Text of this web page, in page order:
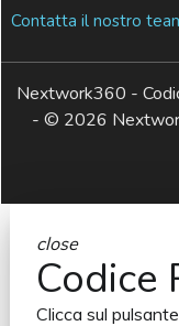
Contatta il nostro
Nextwork360 -
- © 2026
close
Codice
Clicca sul